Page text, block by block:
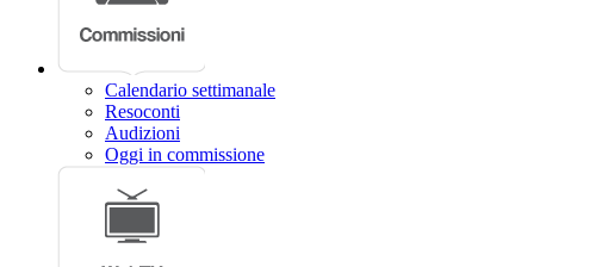
Calendario settimanale
Resoconti
Audizioni
Oggi in commissione